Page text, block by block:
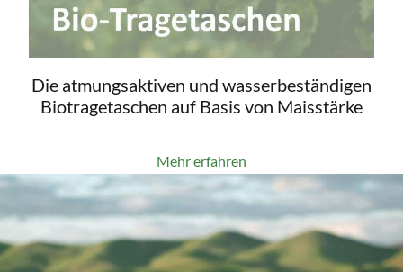
Die atmungsaktiven und wasserbeständigen
Biotragetaschen auf Basis von Maisstärke
Mehr erfahren